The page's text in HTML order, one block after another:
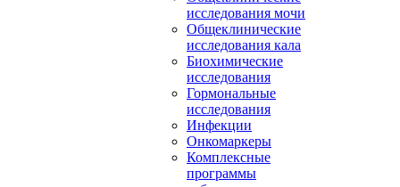
исследования мочи
Общеклинические
исследования кала
Биохимические
исследования
Гормональные
исследования
Инфекции
Онкомаркеры
Комплексные
программы